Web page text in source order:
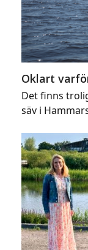
Oklart
Det finns
säv i